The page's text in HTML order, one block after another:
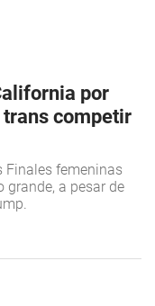
por
competir
Finales femeninas
grande, a pesar de